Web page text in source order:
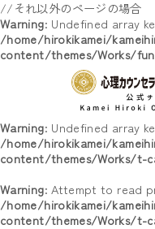
//それ以外のページの場合
Warning: Undefined array
/home/hirokikamei/
content/themes/Works/
Warning: Undefined array
/home/hirokikamei/
content/themes/Works/t-
Warning: Attempt to read
/home/hirokikamei/
content/themes/Works/t-